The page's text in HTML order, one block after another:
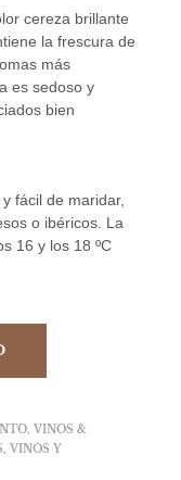
cereza brillante
la frescura de
más
es sedoso y
bien
fácil de maridar,
o ibéricos. La
16 y los 18 ºC
, VINOS &
, VINOS Y